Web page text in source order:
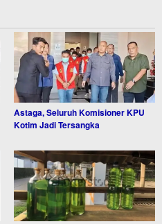
Astaga, Seluruh Komisioner KPU
Kotim Jadi Tersangka